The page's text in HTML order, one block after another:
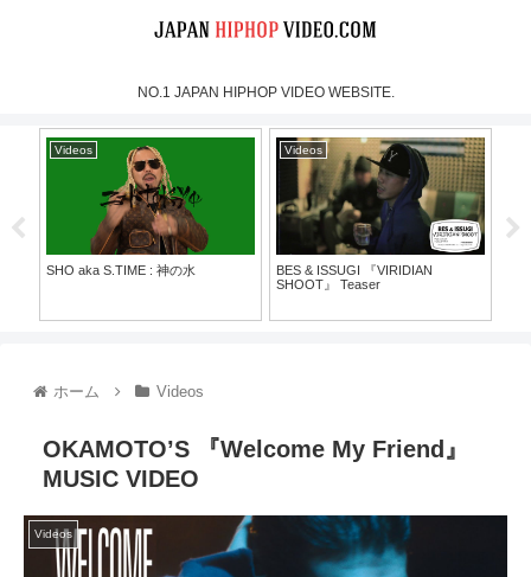
NO.1 JAPAN HIPHOP VIDEO WEBSITE.
Videos
SHO aka S.TIME : 神の水
Videos
BES & ISSUGI 『VIRIDIAN
SHOOT』 Teaser
ホーム Videos
OKAMOTO’S 『Welcome My Friend』
MUSIC VIDEO
Videos